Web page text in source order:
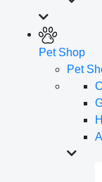
Pet Shop
Pet